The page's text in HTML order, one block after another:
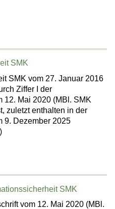
SMK
SMK vom 27. Januar 2016
Ziffer I der
12. Mai 2020 (MBl. SMK
zuletzt enthalten in der
9. Dezember 2025
SMK
vom 12. Mai 2020 (MBl.